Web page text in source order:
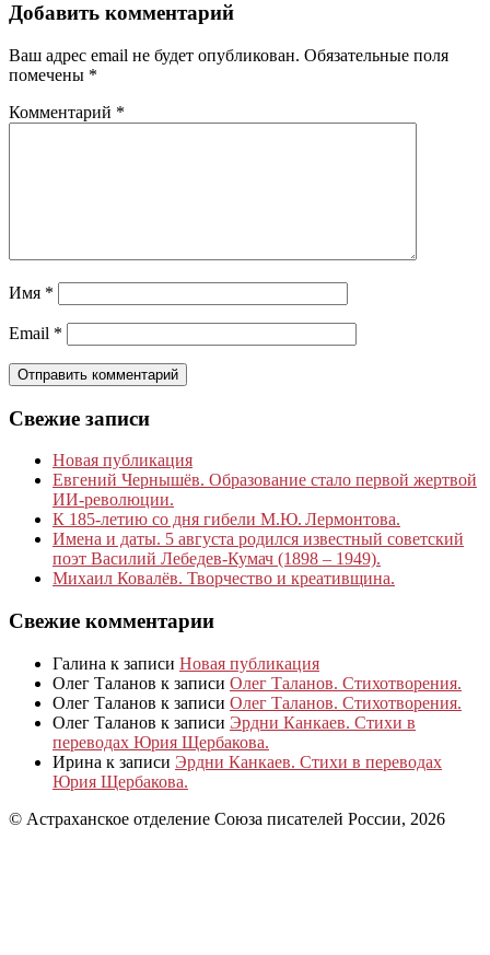
Добавить комментарий
Ваш адрес email не будет опубликован. Обязательные поля
помечены *
Комментарий *
Имя *
Email *
Свежие записи
Новая публикация
Евгений Чернышёв. Образование стало первой жертвой
ИИ-революции.
К 185‑летию со дня гибели М.Ю. Лермонтова.
Имена и даты. 5 августа родился известный советский
поэт Василий Лебедев-Кумач (1898 – 1949).
Михаил Ковалёв. Творчество и креативщина.
Свежие комментарии
Галина к записи Новая публикация
Олег Таланов к записи Олег Таланов. Стихотворения.
Олег Таланов к записи Олег Таланов. Стихотворения.
Олег Таланов к записи Эрдни Канкаев. Стихи в
переводах Юрия Щербакова.
Ирина к записи Эрдни Канкаев. Стихи в переводах
Юрия Щербакова.
© Астраханское отделение Союза писателей России, 2026